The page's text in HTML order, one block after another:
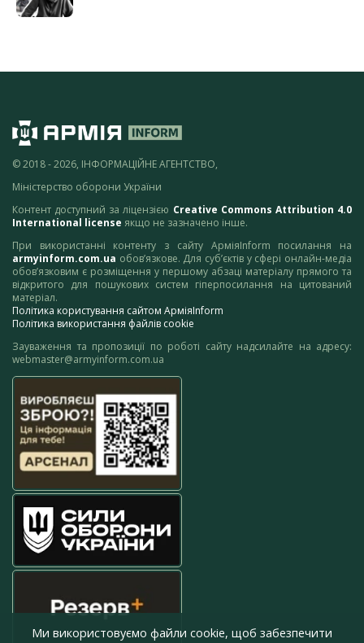
© 2018 - 2026, ІНФОРМАЦІЙНЕ АГЕНТСТВО,
Міністерство оборони України
Контент доступний за ліцензією Creative Commons Attribution 4.0
International license якщо не зазначено інше.
При використанні контенту з сайту АрміяInform посилання на
armyinform.com.ua обов’язкове. Для суб’єктів у сфері онлайн-медіа
обов’язковим є розміщення у першому абзаці матеріалу прямого та
відкритого для пошукових систем гіперпосилання на цитований
матеріал.
Політика користування сайтом АрміяInform
Політика використання файлів cookie
Зауваження та пропозиції по роботі сайту надсилайте на адресу:
webmaster@armyinform.com.ua
Ми використовуємо файли cookie, щоб забезпечити